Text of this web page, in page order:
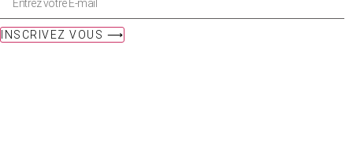
INSCRIVEZ VOUS ⟶